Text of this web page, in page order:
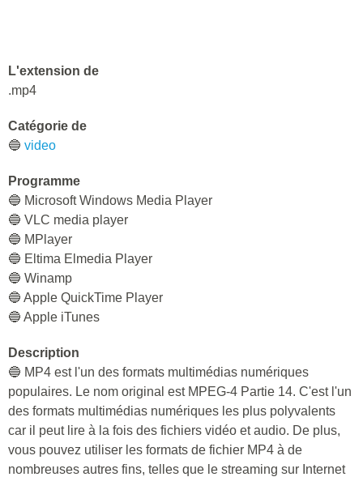
L'extension de
.mp4
Catégorie de
🔵 video
Programme
🔵 Microsoft Windows Media Player
🔵 VLC media player
🔵 MPlayer
🔵 Eltima Elmedia Player
🔵 Winamp
🔵 Apple QuickTime Player
🔵 Apple iTunes
Description
🔵 MP4 est l'un des formats multimédias numériques
populaires. Le nom original est MPEG-4 Partie 14. C'est l'un
des formats multimédias numériques les plus polyvalents
car il peut lire à la fois des fichiers vidéo et audio. De plus,
vous pouvez utiliser les formats de fichier MP4 à de
nombreuses autres fins, telles que le streaming sur Internet